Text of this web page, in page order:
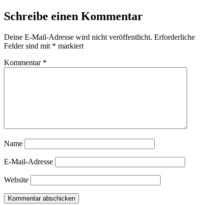
Schreibe einen Kommentar
Deine E-Mail-Adresse wird nicht veröffentlicht. Erforderliche
Felder sind mit * markiert
Kommentar *
Name
E-Mail-Adresse
Website